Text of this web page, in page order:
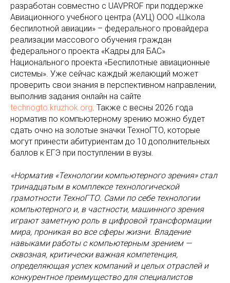
разработан совместно с UAVPROF при поддержке
Авиационного учебного центра (АУЦ) ООО «Школа
беспилотной авиации» – федерального провайдера
реализации массового обучения граждан
федерального проекта «Кадры для БАС»
Национального проекта «Беспилотные авиационные
системы». Уже сейчас каждый желающий может
проверить свои знания в перспективном направлении,
выполнив задания онлайн на сайте
technogto.kruzhok.org. Также с весны 2026 года
норматив по компьютерному зрению можно будет
сдать очно на золотые значки ТехноГТО, которые
могут принести абитуриентам до 10 дополнительных
баллов к ЕГЭ при поступлении в вузы.
«Норматив «Технологии компьютерного зрения» стал
тринадцатым в комплексе технологической
грамотности ТехноГТО. Сами по себе технологии
компьютерного и, в частности, машинного зрения
играют заметную роль в цифровой трансформации
мира, проникая во все сферы жизни. Владение
навыками работы с компьютерным зрением —
сквозная, критически важная компетенция,
определяющая успех компаний и целых отраслей и
конкурентное преимущество для специалистов